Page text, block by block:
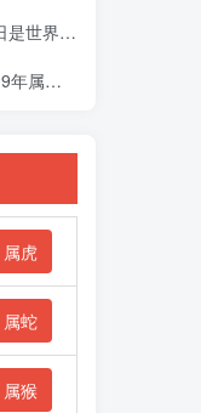
么节日
命运
属虎
属蛇
属猴